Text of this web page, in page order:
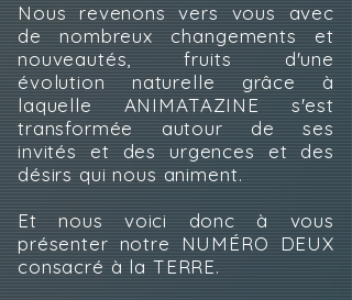
Nous revenons vers vous avec
de nombreux changements et
nouveautés, fruits d'une
évolution naturelle grâce à
laquelle ANIMATAZINE s'est
transformée autour de ses
invités et des urgences et des
désirs qui nous animent.
Et nous voici donc à vous
présenter notre NUMÉRO DEUX
consacré à la TERRE.